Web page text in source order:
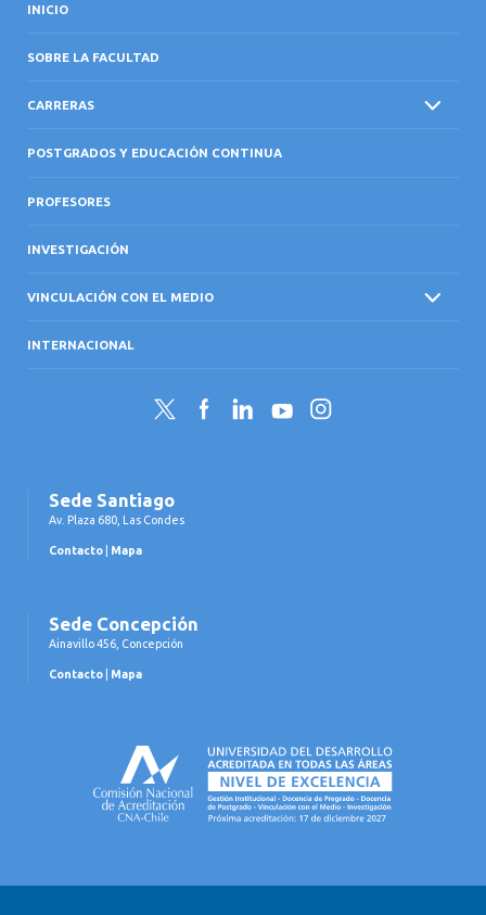
INICIO
SOBRE LA FACULTAD
CARRERAS
POSTGRADOS Y EDUCACIÓN CONTINUA
PROFESORES
INVESTIGACIÓN
VINCULACIÓN CON EL MEDIO
INTERNACIONAL
Twitter FacebookLinkedInYouTubeInstagram
Sede Santiago
Av. Plaza 680, Las Condes
Contacto Mapa
Sede Concepción
Ainavillo 456, Concepción
Contacto Mapa